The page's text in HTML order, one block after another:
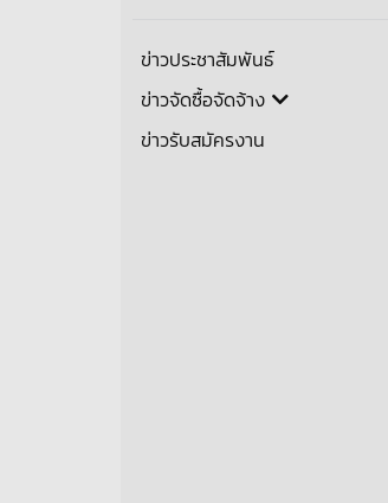
ข่าวประชาสัมพันธ์
ข่าวจัดซื้อจัดจ้าง
ข่าวรับสมัครงาน